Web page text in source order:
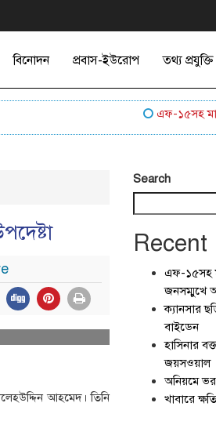
বিনোদন প্রবাস-ইউরোপ তথ্য প্রযুক্তি
এফ-১৫সহ
আহমেদ। তিনি
Search
Recent
এফ-১৫সহ
জনসম্মুখে
ক্যানসার
বাইডেন
হাসিনার
জয়সওয়াল
অনিয়মে
খাবারে